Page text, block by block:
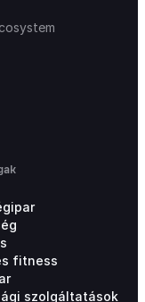
fitness
szolgáltatások